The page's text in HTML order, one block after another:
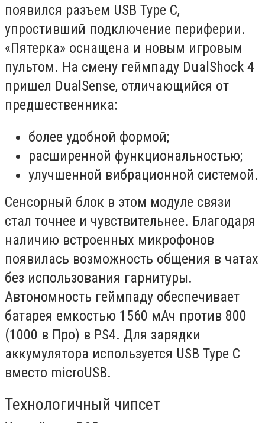
появился разъем USB Type C,
упростивший подключение периферии.
«Пятерка» оснащена и новым игровым
пультом. На смену геймпаду DualShock 4
пришел DualSense, отличающийся от
предшественника:
более удобной формой;
расширенной функциональностью;
улучшенной вибрационной системой.
Сенсорный блок в этом модуле связи
стал точнее и чувствительнее. Благодаря
наличию встроенных микрофонов
появилась возможность общения в чатах
без использования гарнитуры.
Автономность геймпаду обеспечивает
батарея емкостью 1560 мАч против 800
(1000 в Про) в PS4. Для зарядки
аккумулятора используется USB Type C
вместо microUSB.
Технологичный чипсет